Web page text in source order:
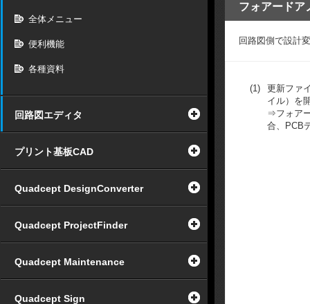
全体メニュー
便利機能
各種資料
回路図エディタ
プリント基板CAD
Quadcept DesignConverter
Quadcept ProjectFinder
Quadcept Maintenance
Quadcept Sign
フォアードア
回路図側で設計
(1)
更新ファ
イル）を
⇒フォア
合、PCB